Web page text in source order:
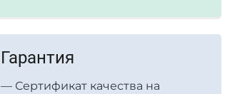
Гарантия
— Сертификат качества на